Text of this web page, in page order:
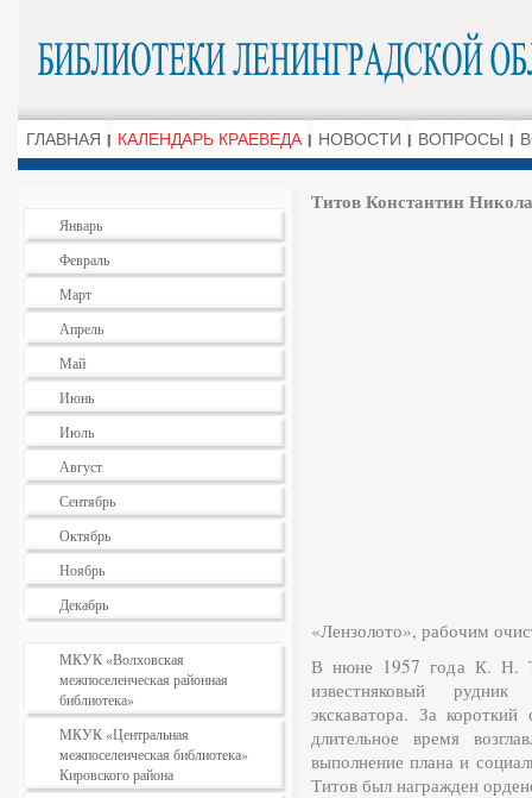
ГЛАВНАЯ КАЛЕНДАРЬ КРАЕВЕДА НОВОСТИ ВОПРОСЫ
Январь
Февраль
Март
Апрель
Май
Июнь
Июль
Август
Сентябрь
Октябрь
Ноябрь
Декабрь
МКУК «Волховская
межпоселенческая районная
библиотека»
МКУК «Центральная
межпоселенческая библиотека»
Кировского района
Титов Константин
«Лензолото», рабочим
В нюне 1957 года К. Н.
известняковый
экскаватора. За
длительное время
выполнение плана и
Титов был награжден